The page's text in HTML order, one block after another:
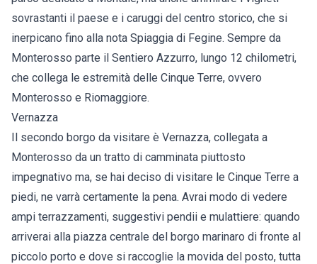
sovrastanti il paese e i caruggi del centro storico, che si
inerpicano fino alla nota Spiaggia di Fegine. Sempre da
Monterosso parte il Sentiero Azzurro, lungo 12 chilometri,
che collega le estremità delle Cinque Terre, ovvero
Monterosso e Riomaggiore.
Vernazza
Il secondo borgo da visitare è Vernazza, collegata a
Monterosso da un tratto di camminata piuttosto
impegnativo ma, se hai deciso di visitare le Cinque Terre a
piedi, ne varrà certamente la pena. Avrai modo di vedere
ampi terrazzamenti, suggestivi pendii e mulattiere: quando
arriverai alla piazza centrale del borgo marinaro di fronte al
piccolo porto e dove si raccoglie la movida del posto, tutta